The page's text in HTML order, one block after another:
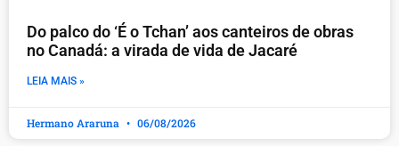
Do palco do ‘É o Tchan’ aos canteiros de obras
no Canadá: a virada de vida de Jacaré
LEIA MAIS »
Hermano Araruna 06/08/2026